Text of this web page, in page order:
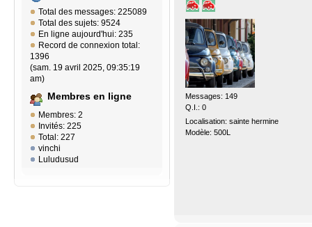
Total des messages: 225089
Total des sujets: 9524
En ligne aujourd'hui: 235
Record de connexion total:
1396
(sam. 19 avril 2025, 09:35:19
am)
Membres en ligne
Membres: 2
Invités: 225
Total: 227
vinchi
Luludusud
Messages: 149
Q.I.: 0
Localisation: sainte hermine
Modèle: 500L